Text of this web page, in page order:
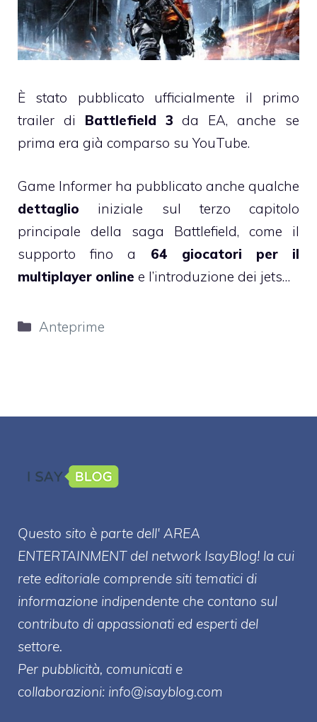
È stato pubblicato ufficialmente il primo
trailer di Battlefield 3 da EA, anche se
prima era già comparso su YouTube.
Game Informer ha pubblicato anche qualche
dettaglio iniziale sul terzo capitolo
principale della saga Battlefield, come il
supporto fino a 64 giocatori per il
multiplayer online e l’introduzione dei jets…
Categorie
Anteprime
Questo sito è parte dell' AREA
ENTERTAINMENT del network IsayBlog! la cui
rete editoriale comprende siti tematici di
informazione indipendente che contano sul
contributo di appassionati ed esperti del
settore.
Per pubblicità, comunicati e
collaborazioni: info@isayblog.com